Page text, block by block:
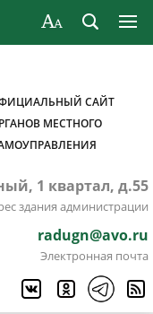
САЙТ
МЕСТНОГО
1 квартал, д.55
здания администрации
radugn@avo.ru
Электронная почта